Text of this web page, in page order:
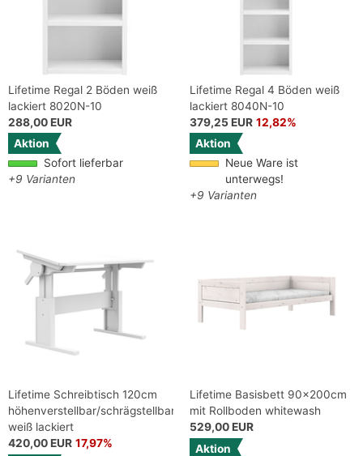
Lifetime Regal 2 Böden weiß
lackiert 8020N-10
288,00 EUR
Aktion
Sofort lieferbar
+9 Varianten
Lifetime Regal 4 Böden weiß
lackiert 8040N-10
379,25 EUR 12,82%
Aktion
Neue Ware ist
unterwegs!
+9 Varianten
Lifetime Schreibtisch 120cm
höhenverstellbar/schrägstellbar
weiß lackiert
420,00 EUR 17,97%
Lifetime Basisbett 90x200cm
mit Rollboden whitewash
529,00 EUR
Aktion